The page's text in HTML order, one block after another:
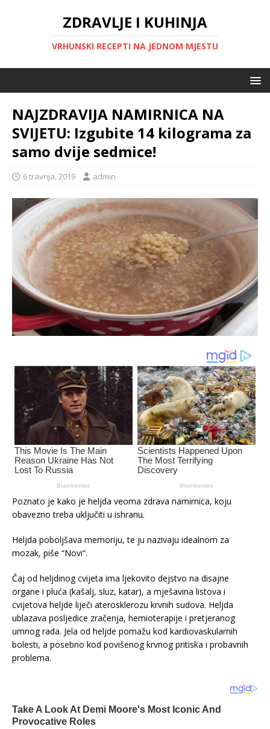
ZDRAVLJE I KUHINJA
VRHUNSKI RECEPTI NA JEDNOM MJESTU
NAJZDRAVIJA NAMIRNICA NA
SVIJETU: Izgubite 14 kilograma za
samo dvije sedmice!
6 travnja, 2019 admin
Poznato je kako je heljda veoma zdrava namirnica, koju
obavezno treba uključiti u ishranu.
Heljda poboljšava memoriju, te ju nazivaju idealnom za
mozak, piše “Novi“.
Čaj od heljdinog cvijeta ima ljekovito dejstvo na disajne
organe i pluća (kašalj, sluz, katar), a mješavina listova i
cvijetova heljde liječi aterosklerozu krvnih sudova. Heljda
ublazava posljedice zračenja, hemioterapije i pretjeranog
umnog rada. Jela od heljde pomažu kod kardiovaskularnih
bolesti, a posebno kod povišenog krvnog pritiska i probavnih
problema.